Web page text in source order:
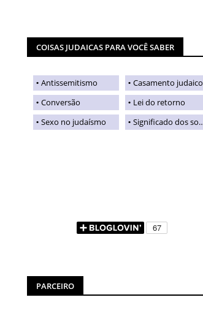
COISAS JUDAICAS PARA VOCÊ SABER
Antissemitismo
Casamento judaico
Conversão
Lei do retorno
Sexo no judaísmo
Significado dos sobrenomes judaicos
PARCEIRO